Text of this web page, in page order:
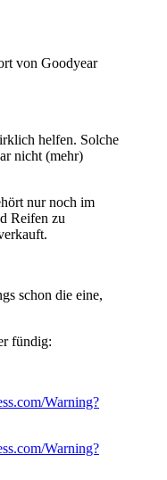
von Goodyear
helfen. Solche
nicht (mehr)
nur noch im
Reifen zu
schon die eine,
fündig:
Warning?
Warning?